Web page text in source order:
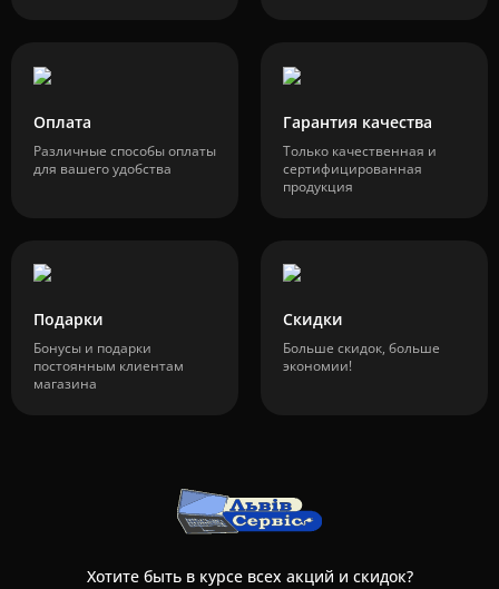
Оплата
Различные способы оплаты
для вашего удобства
Гарантия качества
Только качественная и
сертифицированная
продукция
Подарки
Бонусы и подарки
постоянным клиентам
магазина
Скидки
Больше скидок, больше
экономии!
Хотите быть в курсе всех акций и скидок?